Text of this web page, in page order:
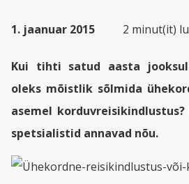
1. jaanuar 2015 2 minut(it)
Kui tihti satud aasta
oleks mõistlik sõlmida
asemel
spetsialistid annavad nõu.